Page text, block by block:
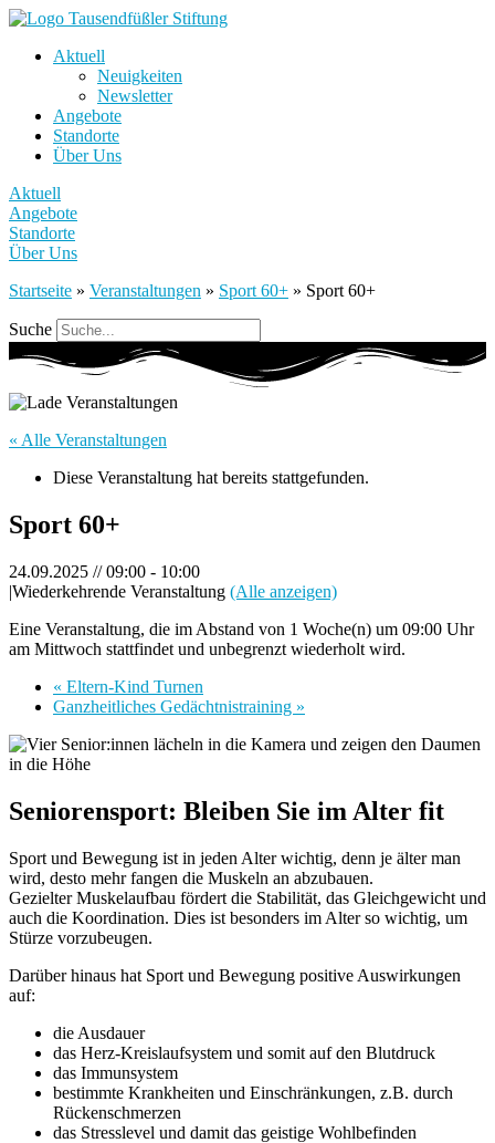
Aktuell
Neuigkeiten
Newsletter
Angebote
Standorte
Über Uns
Aktuell
Angebote
Standorte
Über Uns
Startseite » Veranstaltungen » Sport 60+ » Sport 60+
Suche
« Alle Veranstaltungen
Diese Veranstaltung hat bereits stattgefunden.
Sport 60+
24.09.2025 // 09:00 - 10:00
|Wiederkehrende Veranstaltung (Alle anzeigen)
Eine Veranstaltung, die im Abstand von 1 Woche(n) um 09:00 Uhr
am Mittwoch stattfindet und unbegrenzt wiederholt wird.
« Eltern-Kind Turnen
Ganzheitliches Gedächtnistraining »
Seniorensport: Bleiben Sie im Alter fit
Sport und Bewegung ist in jeden Alter wichtig, denn je älter man
wird, desto mehr fangen die Muskeln an abzubauen.
Gezielter Muskelaufbau fördert die Stabilität, das Gleichgewicht und
auch die Koordination. Dies ist besonders im Alter so wichtig, um
Stürze vorzubeugen.
Darüber hinaus hat Sport und Bewegung positive Auswirkungen
auf:
die Ausdauer
das Herz-Kreislaufsystem und somit auf den Blutdruck
das Immunsystem
bestimmte Krankheiten und Einschränkungen, z.B. durch
Rückenschmerzen
das Stresslevel und damit das geistige Wohlbefinden